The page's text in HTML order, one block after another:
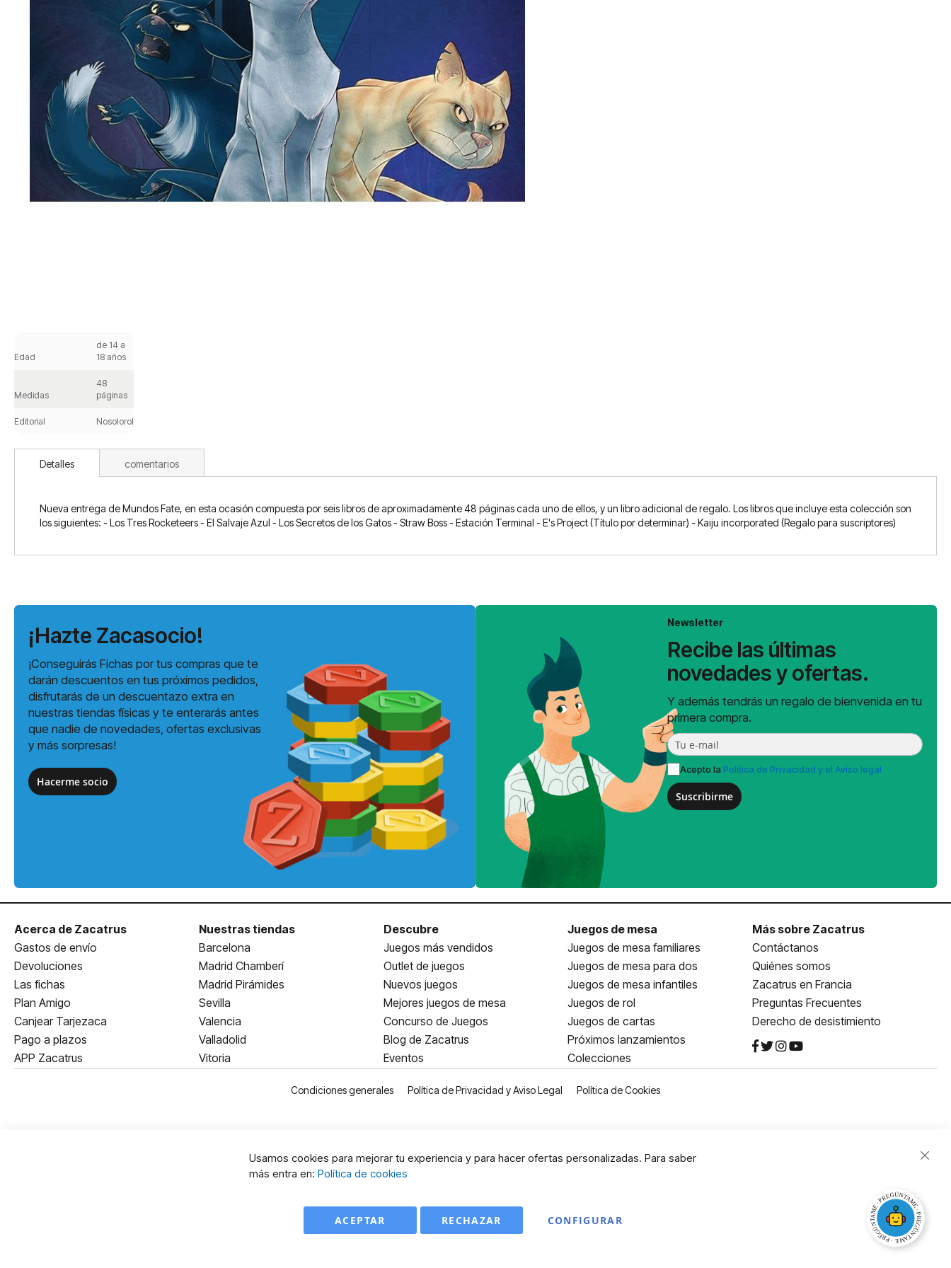
de
galería
imágenes
Edad
de 14 a
18 años
Medidas
48
páginas
Editorial Nosolorol
Detalles
Nueva entrega de Mundos Fate, en esta ocasión compuesta por seis libros de aproximadamente 48 páginas cada uno de ellos, y un libro adicional de regalo. Los libros que incluye esta colección son
los siguientes: - Los Tres Rocketeers - El Salvaje Azul - Los Secretos de los Gatos - Straw Boss - Estación Terminal - E's Project (Título por determinar) - Kaiju incorporated (Regalo para suscriptores)
comentarios
¡Hazte Zacasocio!
¡Conseguirás Fichas por tus compras que te
darán descuentos en tus próximos pedidos,
disfrutarás de un descuentazo extra en
nuestras tiendas físicas y te enterarás antes
que nadie de novedades, ofertas exclusivas
y más sorpresas!
Hacerme socio
Newsletter
Recibe las últimas
novedades y ofertas.
Y además tendrás un regalo de bienvenida en tu
primera compra.
Acepto la Política de Privacidad y el Aviso legal
Suscribirme
Acerca de Zacatrus
Gastos de envío
Devoluciones
Las fichas
Plan Amigo
Canjear Tarjezaca
Pago a plazos
APP Zacatrus
Nuestras tiendas
Barcelona
Madrid Chamberí
Madrid Pirámides
Sevilla
Valencia
Valladolid
Vitoria
Descubre
Juegos más vendidos
Outlet de juegos
Nuevos juegos
Mejores juegos de mesa
Concurso de Juegos
Blog de Zacatrus
Eventos
Juegos de mesa
Juegos de mesa familiares
Juegos de mesa para dos
Juegos de mesa infantiles
Juegos de rol
Juegos de cartas
Próximos lanzamientos
Colecciones
Más sobre Zacatrus
Contáctanos
Quiénes somos
Zacatrus en Francia
Preguntas Frecuentes
Derecho de desistimiento
Condiciones generales Política de Privacidad y Aviso Legal Política de Cookies
Usamos cookies para mejorar tu experiencia y para hacer ofertas personalizadas. Para saber
más entra en: Política de cookies
ACEPTAR CONFIGURAR
RECHAZAR